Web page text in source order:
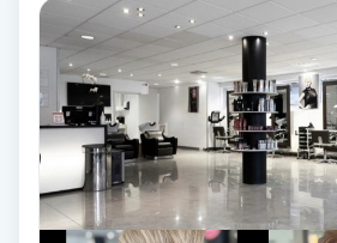
IPL hårborttagning
IR-massage